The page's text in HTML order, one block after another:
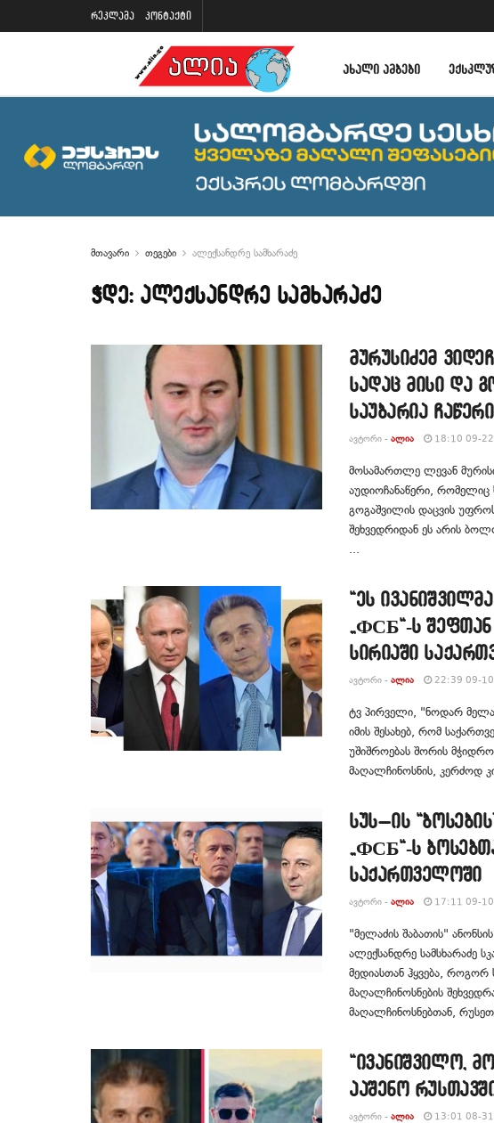
რეკლამა კონტაქტი
ᲐᲮᲐᲚᲘ ᲐᲛᲑᲔᲑᲘ
მთავარი თეგები ალექსანდრე სამხარაძე
ჭდე: ალექსანდრე სამხარაძე
მურუსიძემ
სადაც მისი და
საუბარია
ᲐᲕᲢᲝᲠᲘ - ᲐᲚᲘᲐ 18:10 09-
მოსამართლე ლევან
აუდიოჩანაწერი,
გოგაშვილის დაცვის
შეხვედრიდან ეს არის
“ეს
„ФСБ“-ს
სირიაში
ᲐᲕᲢᲝᲠᲘ - ᲐᲚᲘᲐ 22:39 09-
ტვ პირველი, "ნოდარ
იმის შესახებ, რომ
უშიშროებას შორის
მაღალჩინოსნის, კერძოდ
სუს–ის
„ФСБ“-ს
საქართველოში
ᲐᲕᲢᲝᲠᲘ - ᲐᲚᲘᲐ 17:11 09-
"მელაძის შაბათის"
ალექსანდრე სამსხარაძე
მედიასთან ჰყვება, როგორ
მაღალჩინოსნების
მაღალჩინოსნებთან,
“ივანიშვილო,
ააშენო
ᲐᲕᲢᲝᲠᲘ - ᲐᲚᲘᲐ 13:01 08-